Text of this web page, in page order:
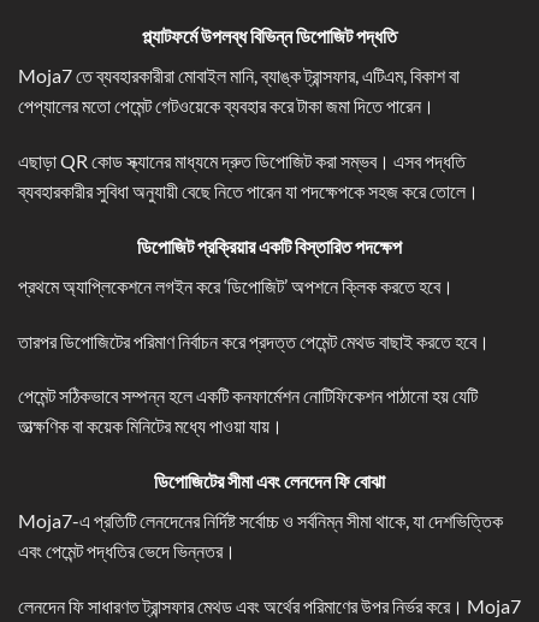
প্ল্যাটফর্মে উপলব্ধ বিভিন্ন ডিপোজিট পদ্ধতি
Moja7 তে ব্যবহারকারীরা মোবাইল মানি, ব্যাঙ্ক ট্রান্সফার, এটিএম, বিকাশ বা
পেপ্যালের মতো পেমেন্ট গেটওয়েকে ব্যবহার করে টাকা জমা দিতে পারেন।
এছাড়া QR কোড স্ক্যানের মাধ্যমে দ্রুত ডিপোজিট করা সম্ভব। এসব পদ্ধতি
ব্যবহারকারীর সুবিধা অনুযায়ী বেছে নিতে পারেন যা পদক্ষেপকে সহজ করে তোলে।
ডিপোজিট প্রক্রিয়ার একটি বিস্তারিত পদক্ষেপ
প্রথমে অ্যাপ্লিকেশনে লগইন করে ‘ডিপোজিট’ অপশনে ক্লিক করতে হবে।
তারপর ডিপোজিটের পরিমাণ নির্বাচন করে প্রদত্ত পেমেন্ট মেথড বাছাই করতে হবে।
পেমেন্ট সঠিকভাবে সম্পন্ন হলে একটি কনফার্মেশন নোটিফিকেশন পাঠানো হয় যেটি
তাত্ক্ষণিক বা কয়েক মিনিটের মধ্যে পাওয়া যায়।
ডিপোজিটের সীমা এবং লেনদেন ফি বোঝা
Moja7-এ প্রতিটি লেনদেনের নির্দিষ্ট সর্বোচ্চ ও সর্বনিম্ন সীমা থাকে, যা দেশভিত্তিক
এবং পেমেন্ট পদ্ধতির ভেদে ভিন্নতর।
লেনদেন ফি সাধারণত ট্রান্সফার মেথড এবং অর্থের পরিমাণের উপর নির্ভর করে। Moja7